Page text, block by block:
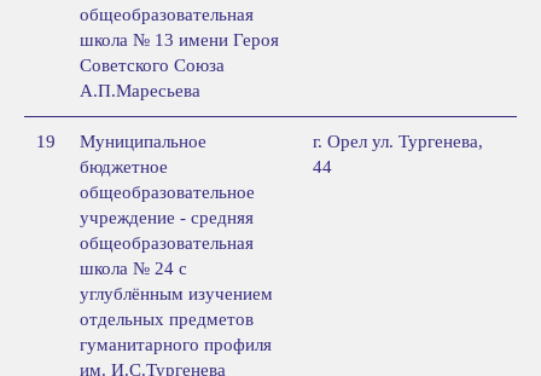
общеобразовательная
школа № 13 имени Героя
Советского Союза
А.П.Маресьева
19
Муниципальное
бюджетное
общеобразовательное
учреждение - средняя
общеобразовательная
школа № 24 с
углублённым изучением
отдельных предметов
гуманитарного профиля
им. И.С.Тургенева
г. Орел ул. Тургенева,
44